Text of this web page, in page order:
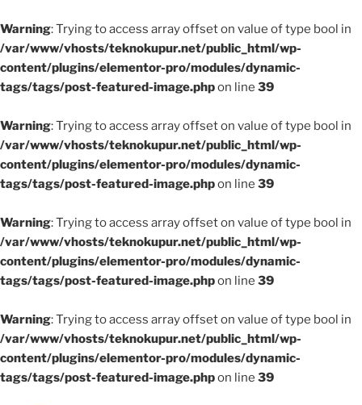
Warning: Trying to access array offset on value of type bool in
/var/www/vhosts/teknokupur.net/public_html/wp-
content/plugins/elementor-pro/modules/dynamic-
tags/tags/post-featured-image.phpon line 39
Warning: Trying to access array offset on value of type bool in
/var/www/vhosts/teknokupur.net/public_html/wp-
content/plugins/elementor-pro/modules/dynamic-
tags/tags/post-featured-image.phpon line 39
Warning: Trying to access array offset on value of type bool in
/var/www/vhosts/teknokupur.net/public_html/wp-
content/plugins/elementor-pro/modules/dynamic-
tags/tags/post-featured-image.phpon line 39
Warning: Trying to access array offset on value of type bool in
/var/www/vhosts/teknokupur.net/public_html/wp-
content/plugins/elementor-pro/modules/dynamic-
tags/tags/post-featured-image.phpon line 39